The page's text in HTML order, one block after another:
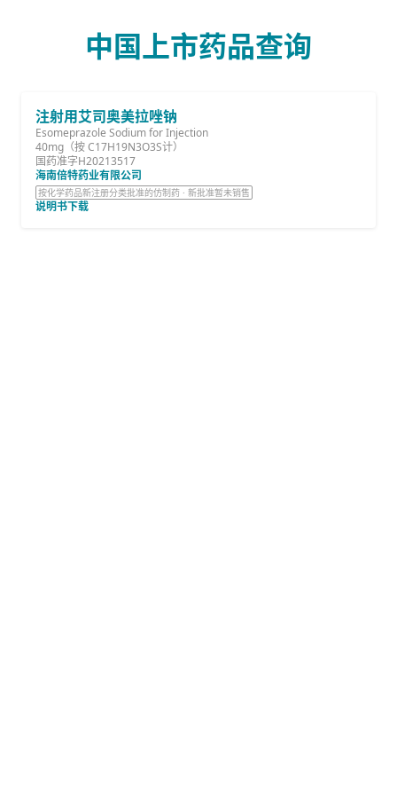
中国上市药品查询
注射用艾司奥美拉唑钠
Esomeprazole Sodium for Injection
40mg（按 C17H19N3O3S计）
国药准字H20213517
海南倍特药业有限公司
按化学药品新注册分类批准的仿制药 · 新批准暂未销售
说明书下载